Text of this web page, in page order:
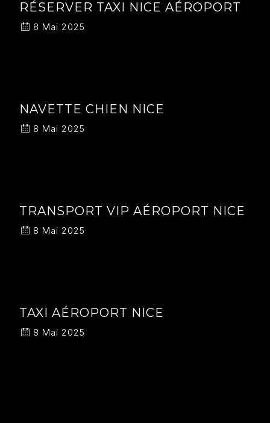
RÉSERVER TAXI NICE AÉROPORT
8 Mai 2025
NAVETTE CHIEN NICE
8 Mai 2025
TRANSPORT VIP AÉROPORT NICE
8 Mai 2025
TAXI AÉROPORT NICE
8 Mai 2025